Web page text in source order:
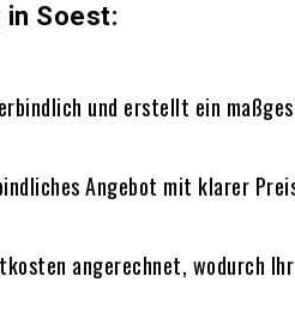
in Soest:
und erstellt ein
Angebot mit klarer
angerechnet, wodurch